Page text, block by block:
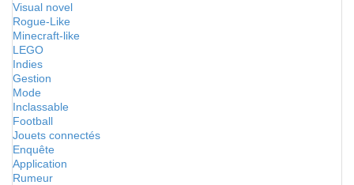
Visual novel
Rogue-Like
Minecraft-like
LEGO
Indies
Gestion
Mode
Inclassable
Football
Jouets connectés
Enquête
Application
Rumeur